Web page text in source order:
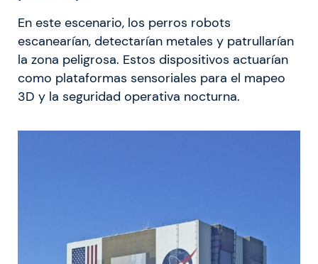
En este escenario, los perros robots
escanearían, detectarían metales y patrullarían
la zona peligrosa. Estos dispositivos actuarían
como plataformas sensoriales para el mapeo
3D y la seguridad operativa nocturna.